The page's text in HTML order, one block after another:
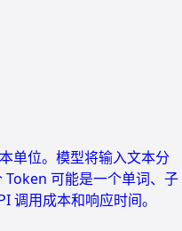
单位。模型将输入文本分
可能是一个单词、子
调用成本和响应时间。